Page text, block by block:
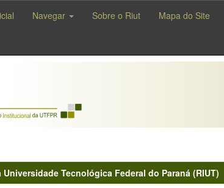
Navegar Sobre o Riut Mapa do Site
Tecnológica Federal do Paraná (RIUT)